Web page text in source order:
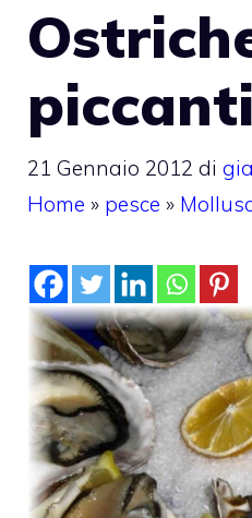
piccanti
21 Gennaio 2012 di
Home » pesce »